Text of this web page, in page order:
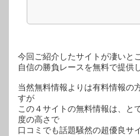
今回ご紹介したサイトが凄いと
自信の勝負レースを無料で提供
当然無料情報よりは有料情報の
すが
この４サイトの無料情報は、と
度の高さで
口コミでも話題騒然の超優良サ